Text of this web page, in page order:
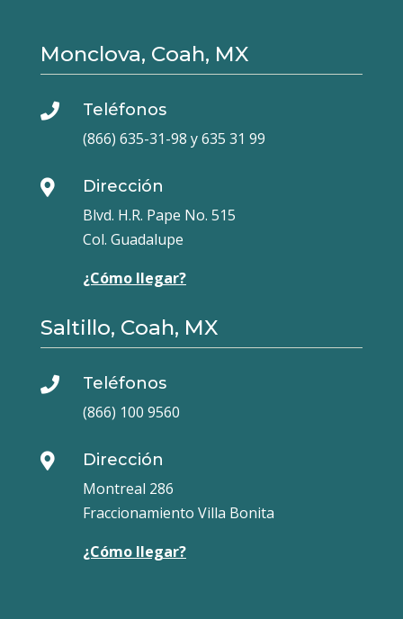
Monclova, Coah, MX

Teléfonos
(866) 635-31-98 y 635 31 99

Dirección
Blvd. H.R. Pape No. 515
Col. Guadalupe
¿Cómo llegar?
Saltillo, Coah, MX

Teléfonos
(866) 100 9560

Dirección
Montreal 286
Fraccionamiento Villa Bonita
¿Cómo llegar?